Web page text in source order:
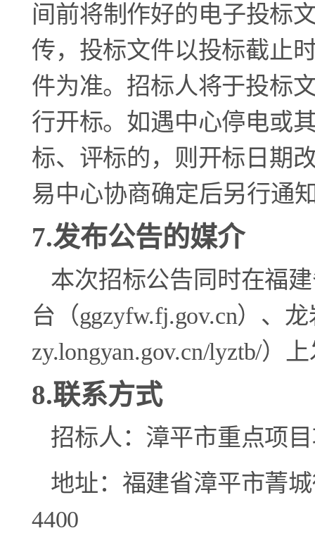
间前将制作好的电子投标
传，投标文件以投标截止
件为准。招标人将于投标
行开标。如遇中心停电或
标、评标的，则开标日期
易中心协商确定后另行通
7.发布公告的媒介
本次招标公告同时在福
台（ggzyfw.fj.gov.cn）、 龙
zy.longyan.gov.cn/lyztb/）
8.联系方式
招标人： 漳平市重点项
地址： 福建省漳平市菁
4400